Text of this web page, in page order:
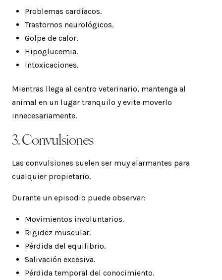
Problemas cardíacos.
Trastornos neurológicos.
Golpe de calor.
Hipoglucemia.
Intoxicaciones.
Mientras llega al centro veterinario, mantenga al
animal en un lugar tranquilo y evite moverlo
innecesariamente.
3. Convulsiones
Las convulsiones suelen ser muy alarmantes para
cualquier propietario.
Durante un episodio puede observar:
Movimientos involuntarios.
Rigidez muscular.
Pérdida del equilibrio.
Salivación excesiva.
Pérdida temporal del conocimiento.